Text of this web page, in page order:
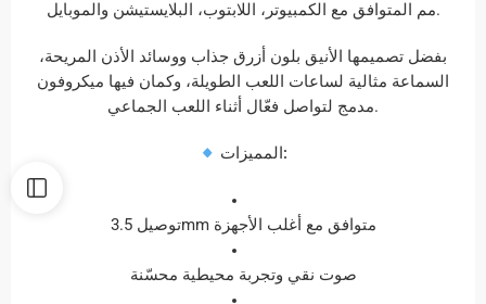
ممالمتوافق مع الكمبيوتر، اللابتوب، البلايستيشن والموبايل.
بفضل تصميمها الأنيق بلون أزرق جذاب ووسائد الأذن المريحة،
السماعة مثالية لساعات اللعب الطويلة، وكمان فيها ميكروفون
مدمج لتواصل فعّال أثناء اللعب الجماعي.
المميزات:
توصيل 3.5mm متوافق مع أغلب الأجهزة
صوت نقي وتجربة محيطية محسّنة